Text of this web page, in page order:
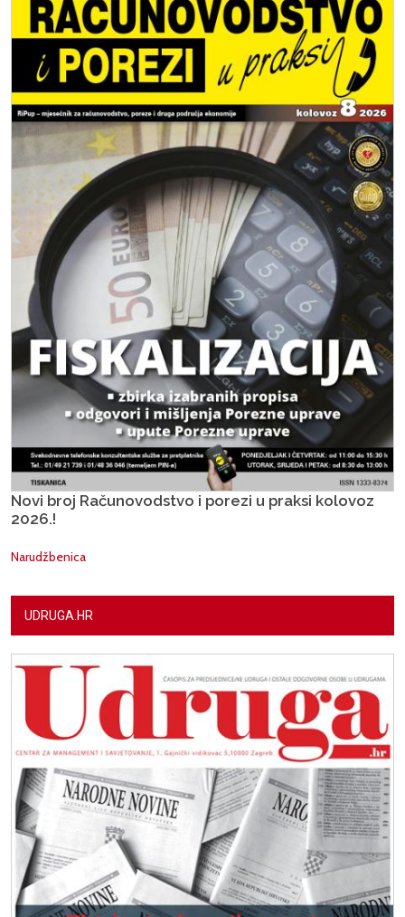
Novi broj Računovodstvo i porezi u praksi kolovoz
2026.!
Narudžbenica
UDRUGA.HR